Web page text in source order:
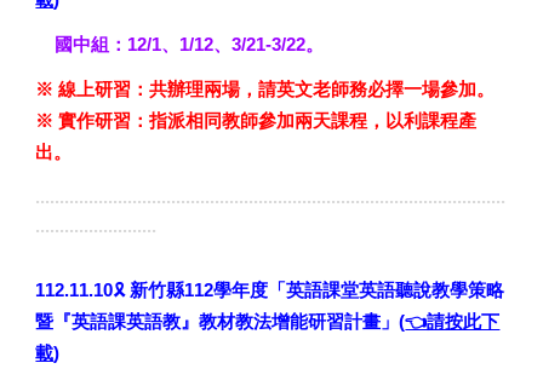
國中組：12/1、1/12、3/21-3/22。
※ 線上研習：共辦理兩場，請英文老師務必擇一場參加。
※ 實作研習：指派相同教師參加兩天課程，以利課程產
出。
.................................................................................................
.........................
112.11.10🎗️ 新竹縣112學年度「英語課堂英語聽說教學策略
暨『英語課英語教』教材教法增能研習計畫」(👈請按此下
載)